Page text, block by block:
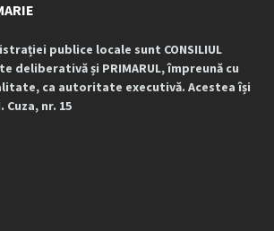
publice locale sunt CONSILIUL
deliberativă și PRIMARUL, împreună cu
ca autoritate executivă. Acestea își
Cuza, nr. 15